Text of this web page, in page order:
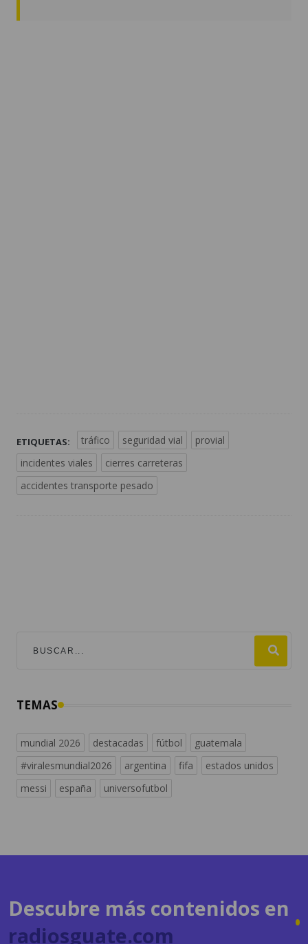
ETIQUETAS: tráfico seguridad vial
provial
incidentes viales
cierres carreteras
accidentes transporte pesado
mundial 2026
messi
españa universofutbol
radiosguate.com